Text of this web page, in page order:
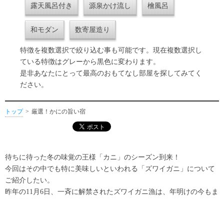
露天風呂付き 源泉かけ流し 檜風呂
和モダン 数寄屋造り
特徴を複数選択で絞り込む事も可能です。現在複数選択し
ている特徴はグレーから黒色に変わります。
是非あなたにとって最高のおもてなし部屋を探してみてく
ださい。
トップ 厳選！かにの旨い宿
待ちに待った冬の味覚の王様「カニ」のシーズン到来！
今回はその中でも特に美味しいといわれる「ズワイガニ」について
ご紹介したい。
昨年の11月6日、一斉に解禁されたズワイガニ漁は、年明けの今もま